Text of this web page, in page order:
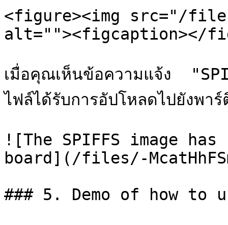
<figure><img src="/files/
alt=""><figcaption></
เมื่อคุณเห็นข้อความแจ้ง
ไฟล์ได้รับการอัปโหลดไปยังพา
![The SPIFFS image
board](/files/-
### 5. Demo of how to